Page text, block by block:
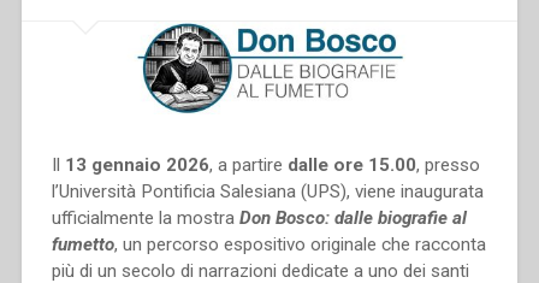
Il 13 gennaio 2026, a partire dalle ore 15.00, presso
l’Università Pontificia Salesiana (UPS), viene inaugurata
ufficialmente la mostra Don Bosco: dalle biografie al
fumetto, un percorso espositivo originale che racconta
più di un secolo di narrazioni dedicate a uno dei santi